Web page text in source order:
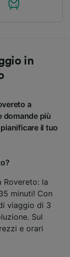
in
a
domande più
il tuo
Rovereto: la
minuti! Con
viaggio di 3
Sul
e orari